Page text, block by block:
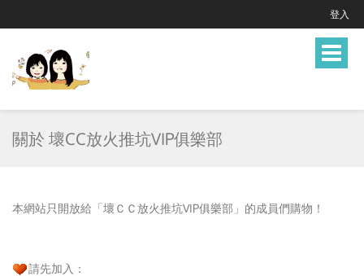
登入
Toggle
關於 壞CC放火推坑VIP俱樂部
本網站只開放給「壞ＣＣ放火推坑VIP俱樂部 」的成員們購物！
請先加入：